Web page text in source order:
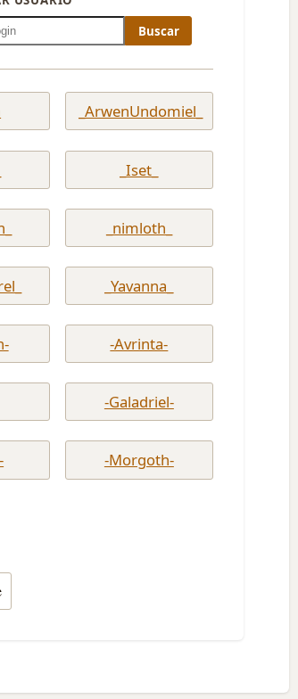
Buscar
_ArwenUndomiel_
_Iset_
_nimloth_
_Yavanna_
-Avrinta-
-Galadriel-
-Morgoth-